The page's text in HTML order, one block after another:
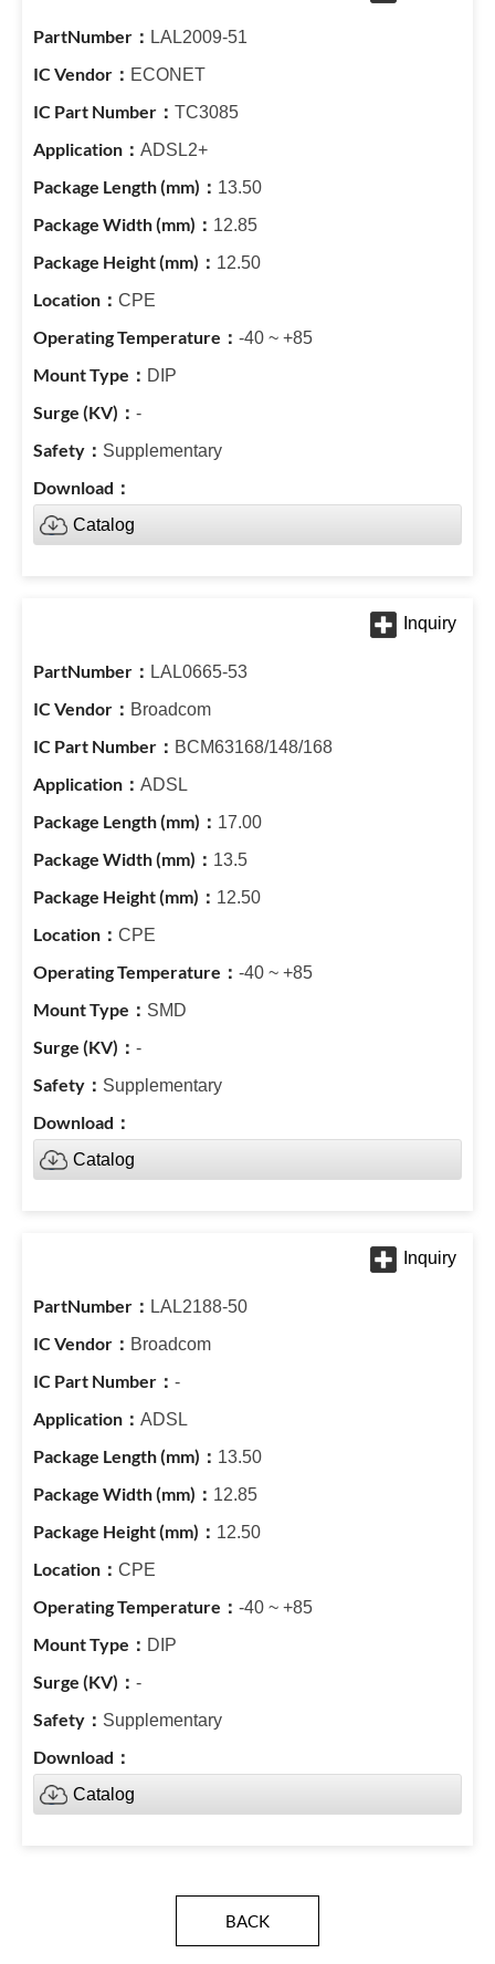
LAL2009-51
ECONET
TC3085
ADSL2+
13.50
12.85
12.50
CPE
-40 ~ +85
DIP
-
Supplementary
Catalog
LAL0665-53
Broadcom
BCM63168/148/168
ADSL
17.00
13.5
12.50
CPE
-40 ~ +85
SMD
-
Supplementary
Catalog
LAL2188-50
Broadcom
-
ADSL
13.50
12.85
12.50
CPE
-40 ~ +85
DIP
-
Supplementary
Catalog
BACK